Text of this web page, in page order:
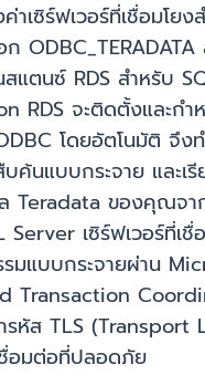
ค่าเซิร์ฟเวอร์ที่เชื่อมโย
ก
สแตนซ์ RDS สำหรับ
RDS จะติดตั้งและกำ
โดยอัตโนมัติ จึง
บค้นแบบกระจาย และเ
Teradata ของคุณจา
Server เซิร์ฟเวอร์ที่เชื่
มแบบกระจายผ่าน
Transaction
ารหัส TLS
อมต่อที่ปลอดภัย